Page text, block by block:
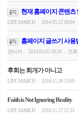
현재 홈페이지 콘텐츠
LIFE MARCH 2014.05.12 09:04
홈페이지 글쓰기 사용
관리자 2014.05.05 18:34 조회
후회는 회개가 아니고
LIFE MARCH 2016.11.30 13:05
Faith is Not Ignoring Reality
LIFE MARCH 2016.11.27 12:31